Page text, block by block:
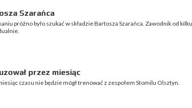
Szarańca
próżno było szukać w składzie Bartosza Szarańca. Zawodnik od kilku
przez miesiąc
czasu nie będzie mógł trenować z zespołem Stomilu Olsztyn.